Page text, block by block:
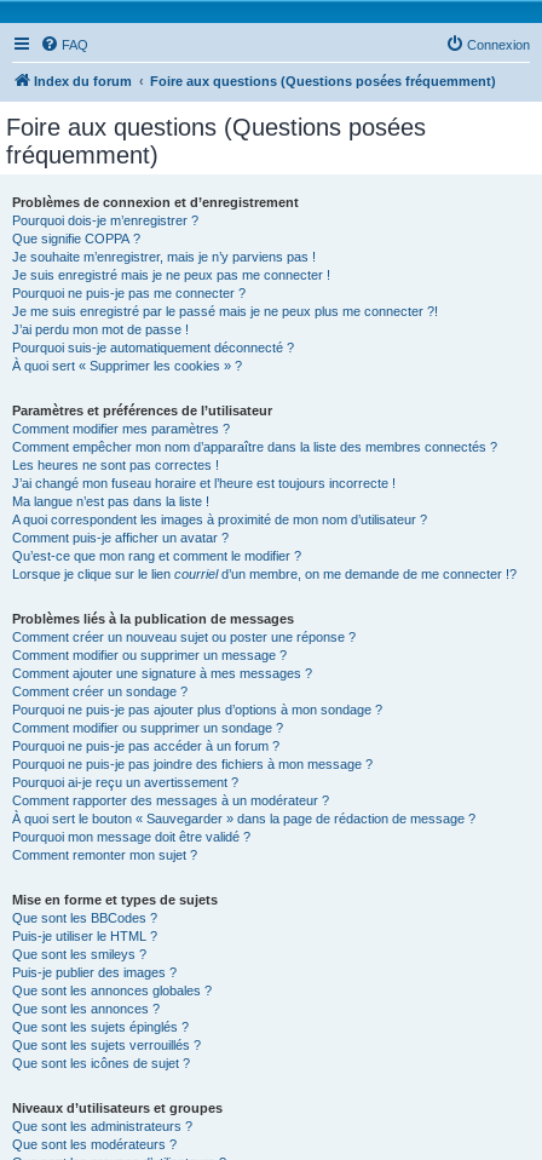
FAQ Connexion
Index du forum Foire aux questions (Questions posées fréquemment)
Foire aux questions (Questions posées
fréquemment)
Problèmes de connexion et d’enregistrement
Pourquoi dois-je m’enregistrer ?
Que signifie COPPA ?
Je souhaite m’enregistrer, mais je n’y parviens pas !
Je suis enregistré mais je ne peux pas me connecter !
Pourquoi ne puis-je pas me connecter ?
Je me suis enregistré par le passé mais je ne peux plus me connecter ?!
J’ai perdu mon mot de passe !
Pourquoi suis-je automatiquement déconnecté ?
À quoi sert « Supprimer les cookies » ?
Paramètres et préférences de l’utilisateur
Comment modifier mes paramètres ?
Comment empêcher mon nom d’apparaître dans la liste des membres connectés ?
Les heures ne sont pas correctes !
J’ai changé mon fuseau horaire et l’heure est toujours incorrecte !
Ma langue n’est pas dans la liste !
A quoi correspondent les images à proximité de mon nom d’utilisateur ?
Comment puis-je afficher un avatar ?
Qu’est-ce que mon rang et comment le modifier ?
Lorsque je clique sur le lien courrield’un membre, on me demande de me connecter !?
Problèmes liés à la publication de messages
Comment créer un nouveau sujet ou poster une réponse ?
Comment modifier ou supprimer un message ?
Comment ajouter une signature à mes messages ?
Comment créer un sondage ?
Pourquoi ne puis-je pas ajouter plus d’options à mon sondage ?
Comment modifier ou supprimer un sondage ?
Pourquoi ne puis-je pas accéder à un forum ?
Pourquoi ne puis-je pas joindre des fichiers à mon message ?
Pourquoi ai-je reçu un avertissement ?
Comment rapporter des messages à un modérateur ?
À quoi sert le bouton « Sauvegarder » dans la page de rédaction de message ?
Pourquoi mon message doit être validé ?
Comment remonter mon sujet ?
Mise en forme et types de sujets
Que sont les BBCodes ?
Puis-je utiliser le HTML ?
Que sont les smileys ?
Puis-je publier des images ?
Que sont les annonces globales ?
Que sont les annonces ?
Que sont les sujets épinglés ?
Que sont les sujets verrouillés ?
Que sont les icônes de sujet ?
Niveaux d’utilisateurs et groupes
Que sont les administrateurs ?
Que sont les modérateurs ?